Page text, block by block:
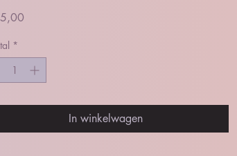
*
In winkelwagen